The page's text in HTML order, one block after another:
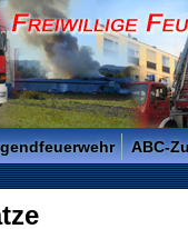
Saarlouis -
ABC-